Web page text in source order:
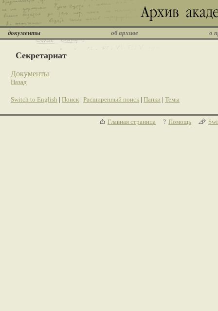
документы об архиве о
Секретариат
Документы
Назад
Switch to English | Поиск | Расширенный поиск | Папки | Темы
Главная страница Помощь